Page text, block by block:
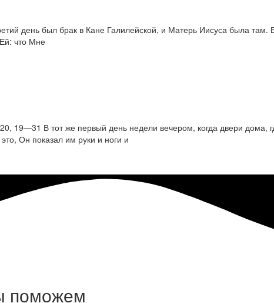
день был брак в Кане Галилейской, и Матерь Иисуса была там.
что Мне
19—31 В тот же первый день недели вечером, когда двери дома,
Он показал им руки и ноги и
поможем